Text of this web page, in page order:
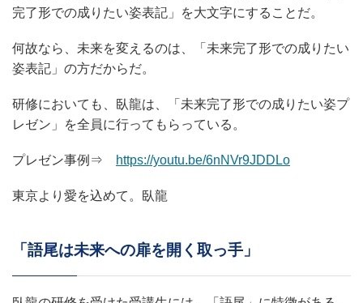
完了形での成りたい姿表記」を大文字にすることだ。
何故なら、未来を変えるのは、「未来完了形での成りたい
姿表記」の方だからだ。
研修においても、臥龍は、「未来完了形での成りたい姿プ
レゼン」を全員に行ってもらっている。
プレゼン事例⇒ https://youtu.be/6nNVr9JDDLo
東京より愛を込めて。臥龍
「語尾は未来への扉を開く取っ手」